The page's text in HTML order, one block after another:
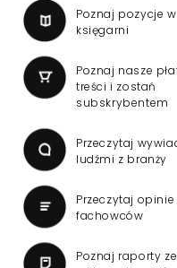
Poznaj pozycje
księgarni
Poznaj nasze
treści i zostań
subskrybentem
Przeczytaj
ludźmi z branży
Przeczytaj opinie
fachowców
Poznaj raporty